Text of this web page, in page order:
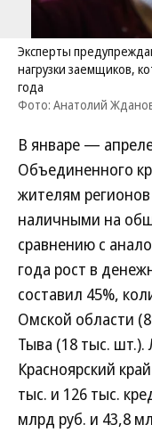
Эксперты
нагрузки заемщиков,
года
Фото: Анатолий
В январе —
Объединенного
жителям
наличными на
сравнению с
года рост в
составил 45%,
Омской области
Тыва (18 тыс.
Красноярский
тыс. и 126 тыс.
млрд руб. и 43,8